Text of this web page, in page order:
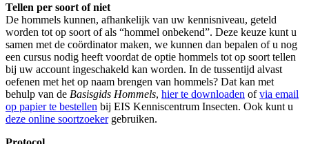
Tellen per soort of niet
De hommels kunnen, afhankelijk van uw kennisniveau, geteld
worden tot op soort of als “hommel onbekend”. Deze keuze kunt u
samen met de coördinator maken, we kunnen dan bepalen of u nog
een cursus nodig heeft voordat de optie hommels tot op soort tellen
bij uw account ingeschakeld kan worden. In de tussentijd alvast
oefenen met het op naam brengen van hommels? Dat kan met
behulp van de Basisgids Hommels, hier te downloaden ofvia email
op papier te bestellen bij EIS Kenniscentrum Insecten. Ook kunt u
deze online soortzoekergebruiken.